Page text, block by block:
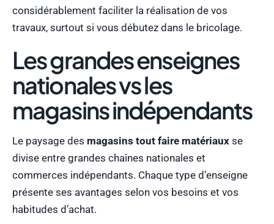
considérablement faciliter la réalisation de vos
travaux, surtout si vous débutez dans le bricolage.
Les grandes enseignes
nationales vs les
magasins indépendants
Le paysage des magasins tout faire matériaux se
divise entre grandes chaînes nationales et
commerces indépendants. Chaque type d’enseigne
présente ses avantages selon vos besoins et vos
habitudes d’achat.